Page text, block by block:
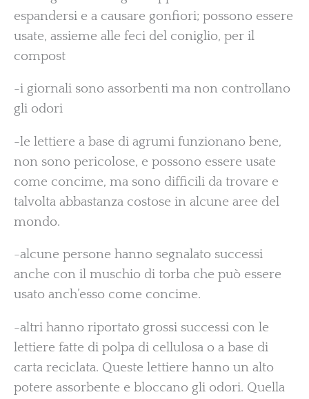
espandersi e a causare gonfiori; possono essere
usate, assieme alle feci del coniglio, per il
compost
-i giornali sono assorbenti ma non controllano
gli odori
-le lettiere a base di agrumi funzionano bene,
non sono pericolose, e possono essere usate
come concime, ma sono difficili da trovare e
talvolta abbastanza costose in alcune aree del
mondo.
-alcune persone hanno segnalato successi
anche con il muschio di torba che può essere
usato anch’esso come concime.
-altri hanno riportato grossi successi con le
lettiere fatte di polpa di cellulosa o a base di
carta reciclata. Queste lettiere hanno un alto
potere assorbente e bloccano gli odori. Quella